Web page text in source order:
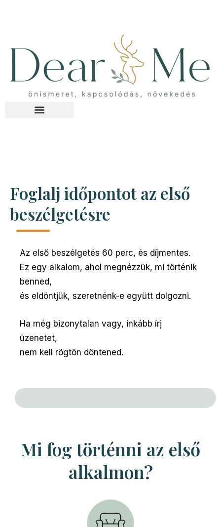
Foglalj időpontot az első
beszélgetésre
Az első beszélgetés 60 perc, és díjmentes.
Ez egy alkalom, ahol megnézzük, mi történik
benned,
és eldöntjük, szeretnénk-e együtt dolgozni.
Ha még bizonytalan vagy, inkább írj
üzenetet,
nem kell rögtön döntened.
Mi fog történni az első
alkalmon?